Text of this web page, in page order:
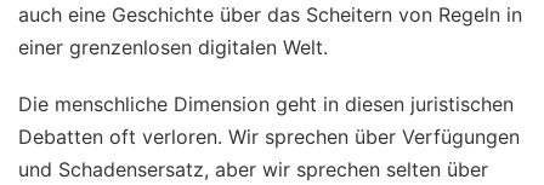
auch eine Geschichte über das Scheitern von Regeln in
einer grenzenlosen digitalen Welt.
Die menschliche Dimension geht in diesen juristischen
Debatten oft verloren. Wir sprechen über Verfügungen
und Schadensersatz, aber wir sprechen selten über